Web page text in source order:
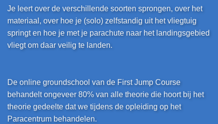
Je leert over de verschillende soorten sprongen, over het
materiaal, over hoe je (solo) zelfstandig uit het vliegtuig
springt en hoe je met je parachute naar het landingsgebied
vliegt om daar veilig te landen.
De online groundschool van de First Jump Course
behandelt ongeveer 80% van alle theorie die hoort bij het
theorie gedeelte dat we tijdens de opleiding op het
Paracentrum behandelen.